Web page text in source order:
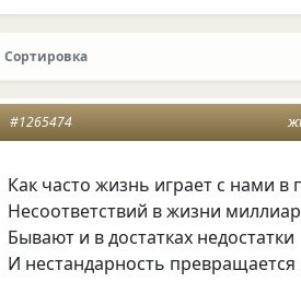
Сортировка
#1265474
Как часто жизнь играет с нами в
Несоответствий в жизни
Бывают и в достатках недостатки
И нестандарность превращается